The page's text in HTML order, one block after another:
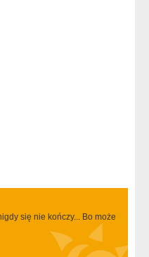
się nie kończy... Bo może